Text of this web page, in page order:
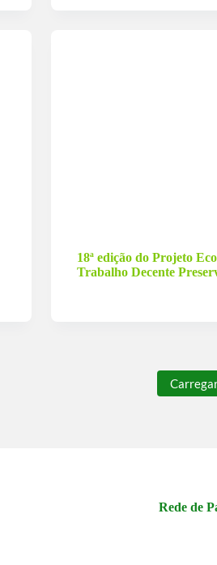
18ª edição do Projeto
Trabalho Decente
Rede de